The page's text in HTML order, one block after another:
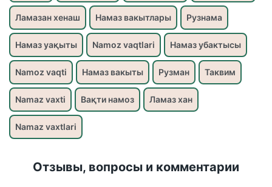
Ламазан хенаш Намаз вакытлары Рузнама
Намаз уақыты Namoz vaqtlari Намаз убактысы
Namoz vaqti Намаз вакыты Рузман Таквим
Namaz vaxti Вақти намоз Ламаз хан
Namaz vaxtlari
Отзывы, вопросы и комментарии